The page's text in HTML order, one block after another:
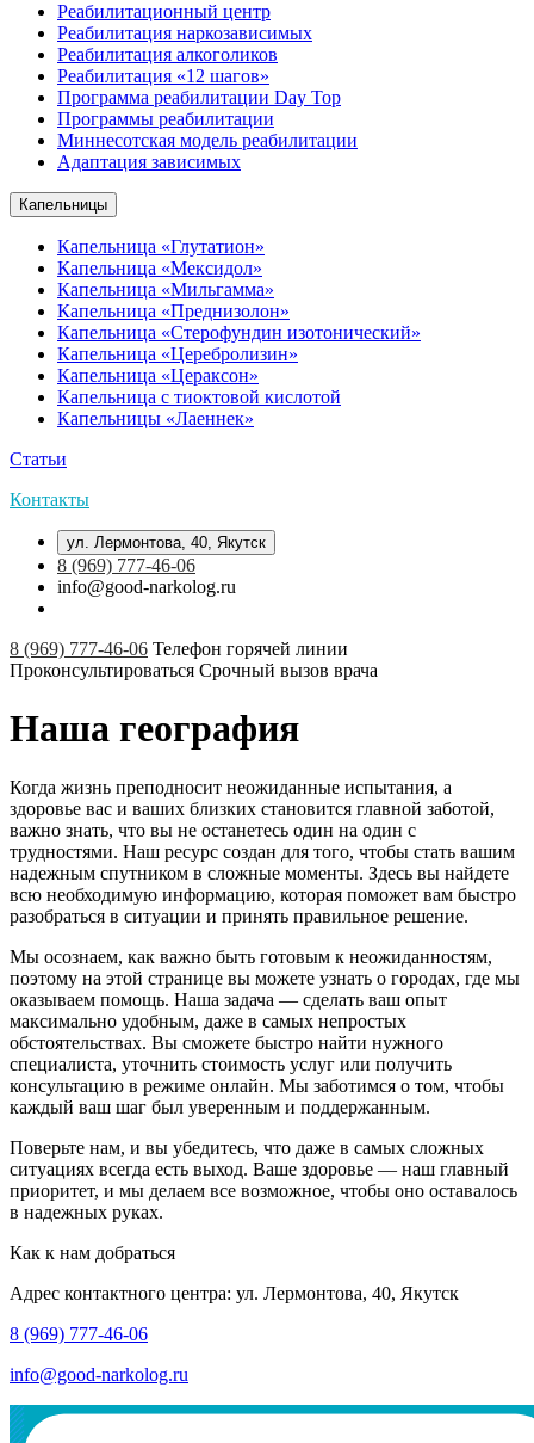
Реабилитационный центр
Реабилитация наркозависимых
Реабилитация алкоголиков
Реабилитация «12 шагов»
Программа реабилитации Day Top
Программы реабилитации
Миннесотская модель реабилитации
Адаптация зависимых
Капельницы
Капельница «Глутатион»
Капельница «Мексидол»
Капельница «Мильгамма»
Капельница «Преднизолон»
Капельница «Стерофундин изотонический»
Капельница «Церебролизин»
Капельница «Цераксон»
Капельница с тиоктовой кислотой
Капельницы «Лаеннек»
Статьи
Контакты
ул. Лермонтова, 40, Якутск
8 (969) 777-46-06
info@good-narkolog.ru
8 (969) 777-46-06 Телефон горячей линии
Проконсультироваться Срочный вызов врача
Наша география
Когда жизнь преподносит неожиданные испытания, а
здоровье вас и ваших близких становится главной заботой,
важно знать, что вы не останетесь один на один с
трудностями. Наш ресурс создан для того, чтобы стать вашим
надежным спутником в сложные моменты. Здесь вы найдете
всю необходимую информацию, которая поможет вам быстро
разобраться в ситуации и принять правильное решение.
Мы осознаем, как важно быть готовым к неожиданностям,
поэтому на этой странице вы можете узнать о городах, где мы
оказываем помощь. Наша задача — сделать ваш опыт
максимально удобным, даже в самых непростых
обстоятельствах. Вы сможете быстро найти нужного
специалиста, уточнить стоимость услуг или получить
консультацию в режиме онлайн. Мы заботимся о том, чтобы
каждый ваш шаг был уверенным и поддержанным.
Поверьте нам, и вы убедитесь, что даже в самых сложных
ситуациях всегда есть выход. Ваше здоровье — наш главный
приоритет, и мы делаем все возможное, чтобы оно оставалось
в надежных руках.
Как к нам добраться
Адрес контактного центра: ул. Лермонтова, 40, Якутск
8 (969) 777-46-06
info@good-narkolog.ru